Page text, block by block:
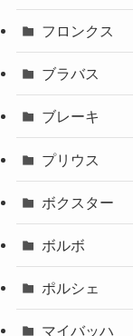
フロンクス
ブラバス
ブレーキ
プリウス
ボクスター
ボルボ
ポルシェ
マイバッハ